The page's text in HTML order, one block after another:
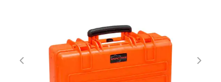
Previous Next